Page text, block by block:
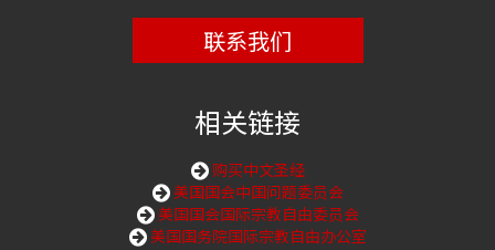
联系我们
相关链接
购买中文圣经
美国国会中国问题委员会
美国国会国际宗教自由委员会
美国国务院国际宗教自由办公室